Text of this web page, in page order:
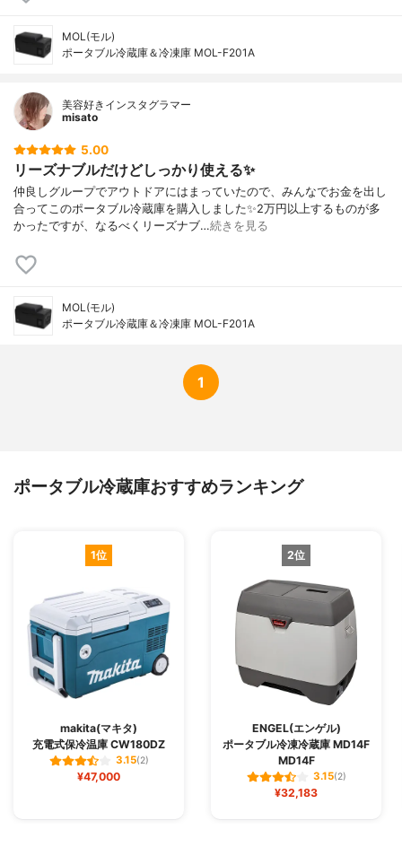
MOL(モル)
ポータブル冷蔵庫＆冷凍庫 MOL-F201A
美容好きインスタグラマー
misato
5.00
リーズナブルだけどしっかり使える✨
仲良しグループでアウトドアにはまっていたので、みんなでお金を出し
合ってこのポータブル冷蔵庫を購入しました✨2万円以上するものが多
かったですが、なるべくリーズナブ…続きを見る
MOL(モル)
ポータブル冷蔵庫＆冷凍庫 MOL-F201A
1
ポータブル冷蔵庫おすすめランキング
1位
makita(マキタ)
充電式保冷温庫 CW180DZ
3.15(2)
¥47,000
2位
ENGEL(エンゲル)
ポータブル冷凍冷蔵庫 MD14F
MD14F
3.15(2)
¥32,183